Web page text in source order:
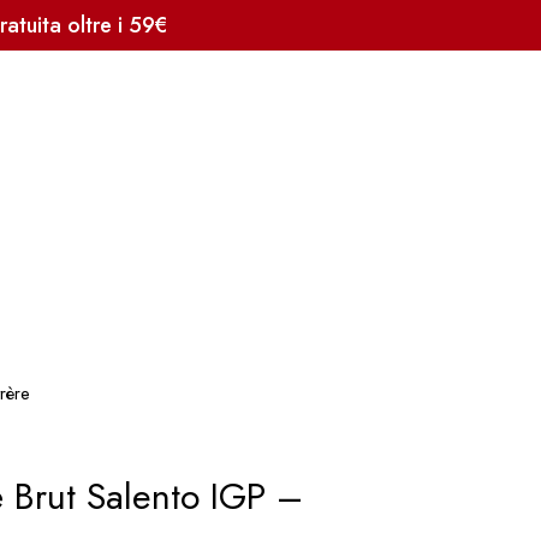
oltre i 59€
Brut Salento IGP –